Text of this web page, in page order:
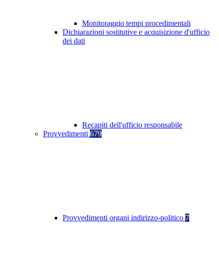
Monitoraggio tempi procedimentali
Dichiarazioni sostitutive e acquisizione d'ufficio
dei dati
Recapiti dell'ufficio responsabile
Provvedimenti 679
Provvedimenti organi indirizzo-politico 7